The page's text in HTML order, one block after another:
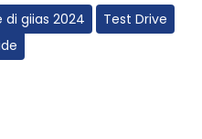
giias 2024
Test Drive